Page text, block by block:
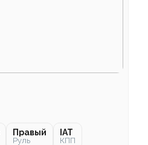
Правый
Руль
IAT
КПП